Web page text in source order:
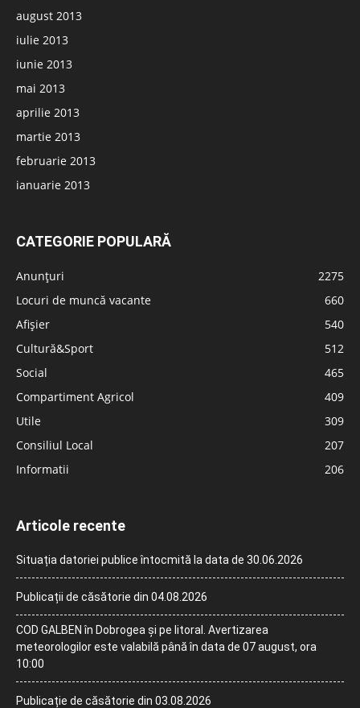
august 2013
iulie 2013
iunie 2013
mai 2013
aprilie 2013
martie 2013
februarie 2013
ianuarie 2013
CATEGORIE POPULARĂ
Anunțuri
2275
Locuri de muncă vacante
660
Afișier
540
Cultură&Sport
512
Social
465
Compartiment Agricol
409
Utile
309
Consiliul Local
207
Informatii
206
Articole recente
Situația datoriei publice întocmită la data de 30.06.2026
Publicații de căsătorie din 04.08.2026
COD GALBEN în Dobrogea și pe litoral. Avertizarea
meteorologilor este valabilă până în data de 07 august, ora
10:00
Publicație de căsătorie din 03.08.2026